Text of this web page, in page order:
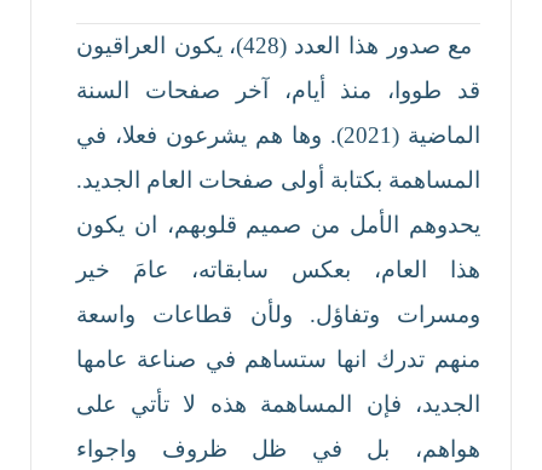
مع صدور هذا العدد (428)، يكون العراقيون
قد طووا، منذ أيام، آخر صفحات السنة
الماضية (2021). وها هم يشرعون فعلا، في
المساهمة بكتابة أولى صفحات العام الجديد.
يحدوهم الأمل من صميم قلوبهم، ان يكون
هذا العام، بعكس سابقاته، عامَ خير
ومسرات وتفاؤل. ولأن قطاعات واسعة
منهم تدرك انها ستساهم في صناعة عامها
الجديد، فإن المساهمة هذه لا تأتي على
هواهم، بل في ظل ظروف واجواء